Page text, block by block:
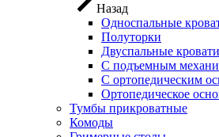
Назад
Односпальные
Полуторки
Двуспальные кровати
С подъемным
С ортопедическим
Ортопедическое
Тумбы прикроватные
Комоды